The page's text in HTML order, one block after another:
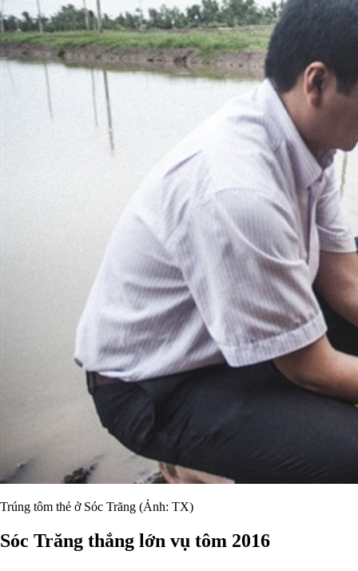
Trúng tôm thẻ ở Sóc Trăng (Ảnh: TX)
Sóc Trăng thắng lớn vụ tôm 2016